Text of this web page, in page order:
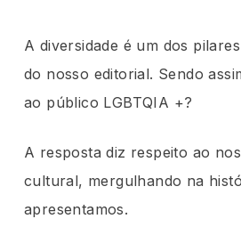
A diversidade é um dos
do nosso editorial. Sendo
ao público LGBTQIA +?
A resposta diz respeito ao
cultural, mergulhando na
apresentamos.